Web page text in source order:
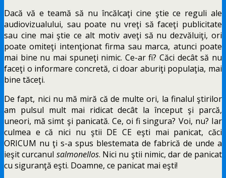
Dacă vă e teamă să nu încălcaţi cine ştie ce reguli ale
audiovizualului, sau poate nu vreţi să faceţi publicitate
sau cine mai ştie ce alt motiv aveţi să nu dezvăluiţi, ori
poate omiteţi intenţionat firma sau marca, atunci poate
mai bine nu mai spuneţi nimic. Ce-ar fi? Căci decât să nu
faceţi o informare concretă, ci doar aburiţi populaţia, mai
bine tăceţi.
De fapt, nici nu mă miră că de multe ori, la finalul ştirilor
am pulsul mult mai ridicat decât la început şi parcă,
uneori, mă simt şi panicată. Ce, oi fi singura? Voi, nu? Iar
culmea e că nici nu ştii DE CE eşti mai panicat, căci
ORICUM nu ţi s-a spus blestemata de fabrică de unde a
ieşit curcanul salmonellos. Nici nu ştii nimic, dar de panicat
cu siguranţă eşti. Doamne, ce panicat mai eşti!